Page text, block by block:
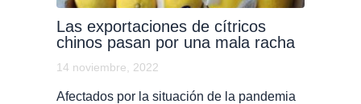
Las exportaciones de cítricos
chinos pasan por una mala racha
14 noviembre, 2022
Afectados por la situación de la pandemia